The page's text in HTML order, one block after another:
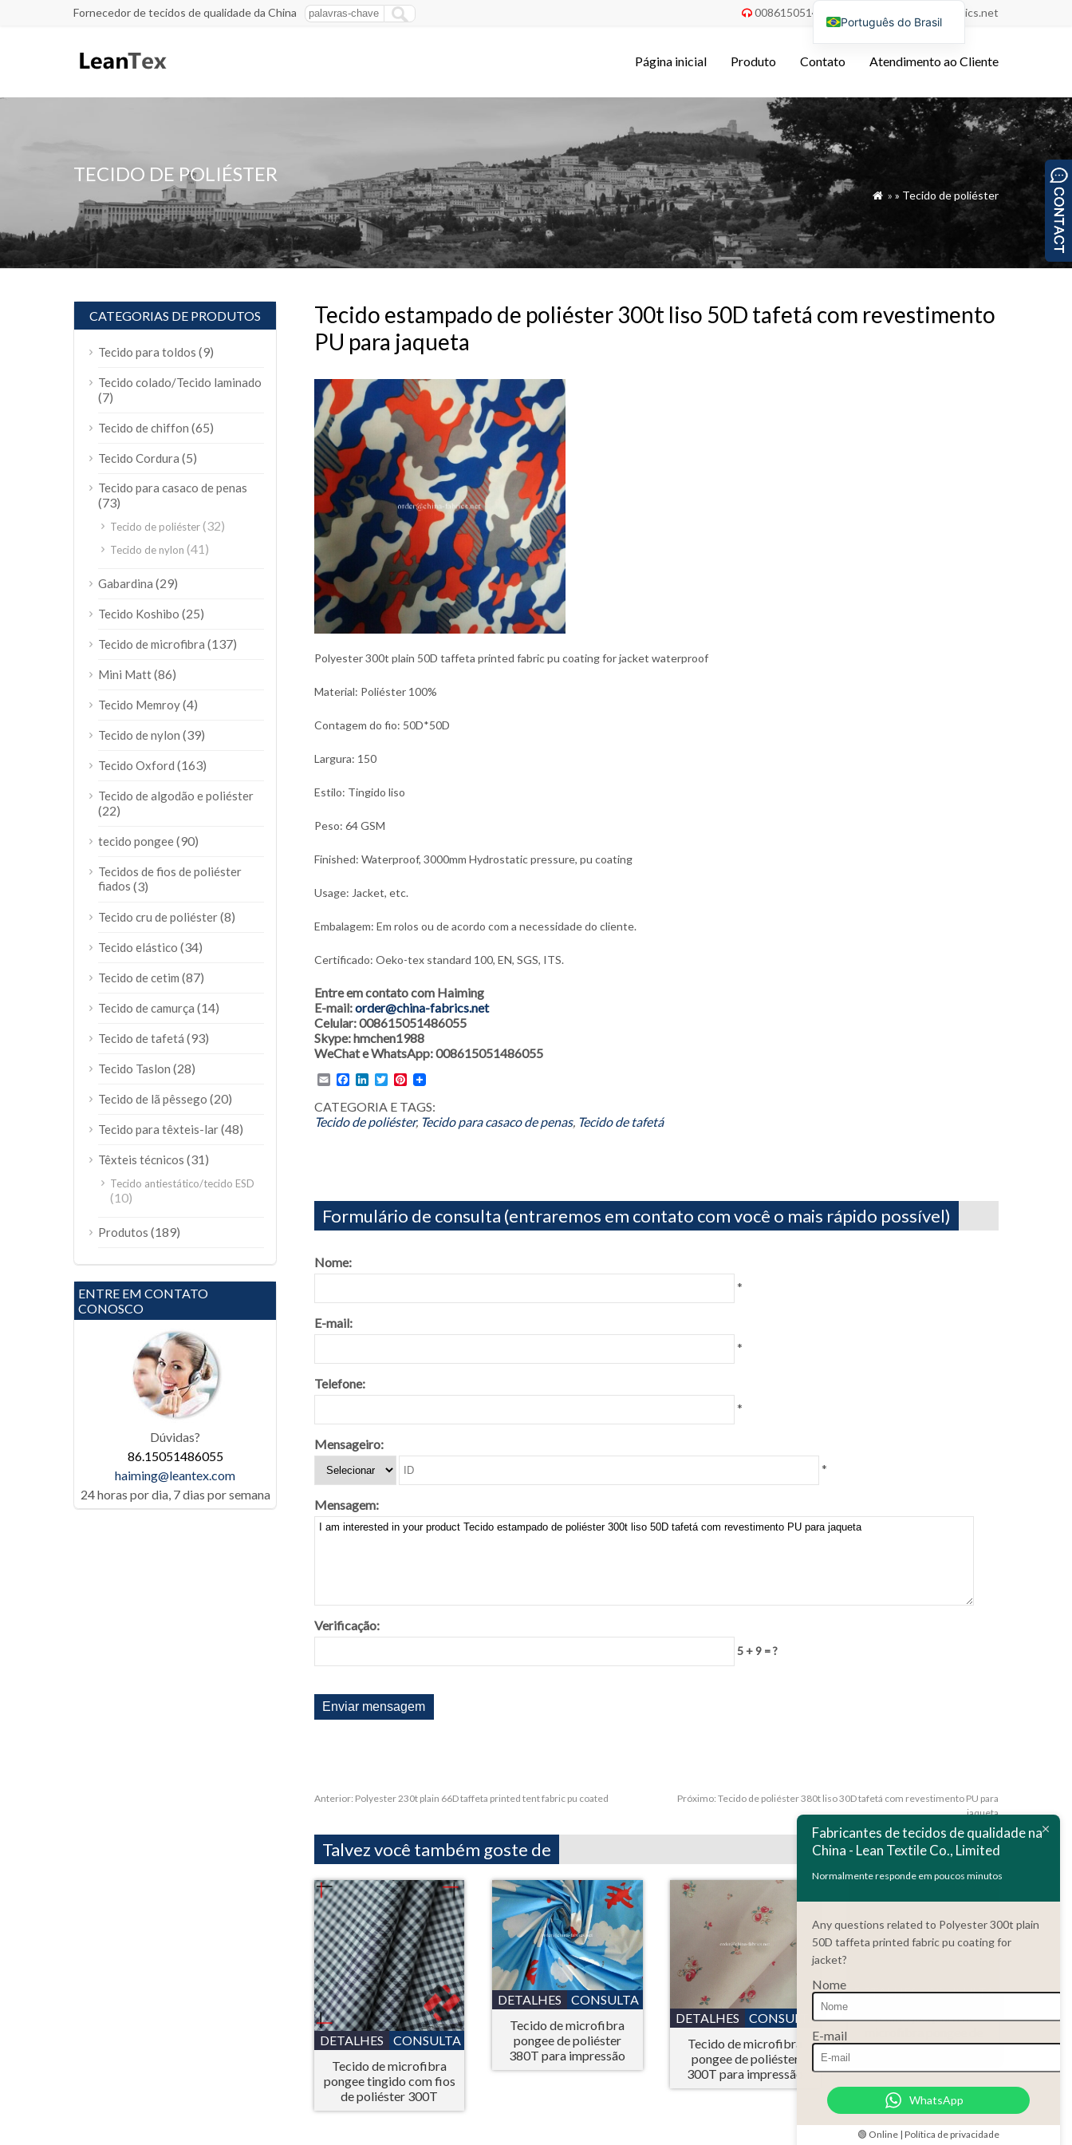
Fornecedor de tecidos de qualidade da China  008615051486055 order@china-fabrics.net
Página inicial Produto Contato Atendimento ao Cliente
TECIDO DE POLIÉSTER
 » » Tecido de poliéster
Tecido estampado de poliéster 300t liso 50D tafetá com revestimento
PU para jaqueta
Polyester 300t plain 50D taffeta printed fabric pu coating for jacket waterproof
Material: Poliéster 100%
Contagem do fio: 50D*50D
Largura: 150
Estilo: Tingido liso
Peso: 64 GSM
Finished: Waterproof, 3000mm Hydrostatic pressure, pu coating
Usage: Jacket, etc.
Embalagem: Em rolos ou de acordo com a necessidade do cliente.
Certificado: Oeko-tex standard 100, EN, SGS, ITS.
Entre em contato com Haiming
E-mail:order@china-fabrics.net
Celular: 008615051486055
Skype: hmchen1988
WeChat e WhatsApp: 008615051486055
EmailFacebook
LinkedIn
TwitterPinterest
CATEGORIA E TAGS:
Tecido de poliéster, Tecido para casaco de penas, Tecido de tafetá
Formulário de consulta (entraremos em contato com você o mais rápido possível)
Nome:
*
E-mail:
*
Telefone:
*
Mensageiro:
*
Mensagem:
Verificação:
5 + 9 = ?
Anterior: Polyester 230t plain 66D taffeta printed tent fabric pu coated Próximo: Tecido de poliéster 380t liso 30D tafetá com revestimento PU para
jaqueta
Talvez você também goste de
DETALHES
CONSULTA
Tecido de microfibra
pongee tingido com fios
de poliéster 300T
DETALHES
CONSULTA
Tecido de microfibra
pongee de poliéster
380T para impressão
DETALHES
CONSULTA
Tecido de microfibra
pongee de poliéster
300T para impressão
DETALHES
CONSULTA
Tecido jacquard de
poliéster 380T
CATEGORIAS DE PRODUTOS
Tecido para toldos (9)
Tecido colado/Tecido laminado
(7)
Tecido de chiffon (65)
Tecido Cordura (5)
Tecido para casaco de penas
(73)
Tecido de poliéster(32)
Tecido de nylon (41)
Gabardina (29)
Tecido Koshibo (25)
Tecido de microfibra (137)
Mini Matt(86)
Tecido Memroy(4)
Tecido de nylon (39)
Tecido Oxford (163)
Tecido de algodão e poliéster
(22)
tecido pongee(90)
Tecidos de fios de poliéster
fiados (3)
Tecido cru de poliéster(8)
Tecido elástico (34)
Tecido de cetim (87)
Tecido de camurça (14)
Tecido de tafetá (93)
Tecido Taslon (28)
Tecido de lã pêssego (20)
Tecido para têxteis-lar(48)
Têxteis técnicos (31)
Tecido antiestático/tecido ESD
(10)
Produtos (189)
ENTRE EM CONTATO
CONOSCO
Dúvidas?
86.15051486055
haiming@leantex.com
24 horas por dia, 7 dias por semana
Fabricantes de tecidos de qualidade na
China - Lean Textile Co., Limited
Normalmente responde em poucos minutos
Any questions related to Polyester 300t plain
50D taffeta printed fabric pu coating for
jacket?
Nome
E-mail
WhatsApp
🟢 Online | Política de privacidade
Português do Brasil
Deutsch
Français
Italiano
Español
Türkçe
Tiếng Việt
Bahasa Indonesia